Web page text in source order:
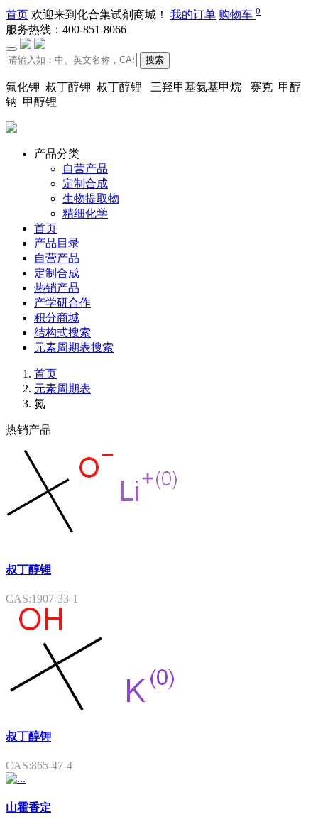
首页 欢迎来到化合集试剂商城！ 我的订单 购物车 0
服务热线：400-851-8066
搜索
氟化钾 叔丁醇钾 叔丁醇锂 三羟甲基氨基甲烷 赛克 甲醇
钠 甲醇锂
产品分类
自营产品
定制合成
生物提取物
精细化学
首页
产品目录
自营产品
定制合成
热销产品
产学研合作
积分商城
结构式搜索
元素周期表搜索
首页
元素周期表
氮
热销产品
叔丁醇锂
CAS:1907-33-1
叔丁醇钾
CAS:865-47-4
山霍香定